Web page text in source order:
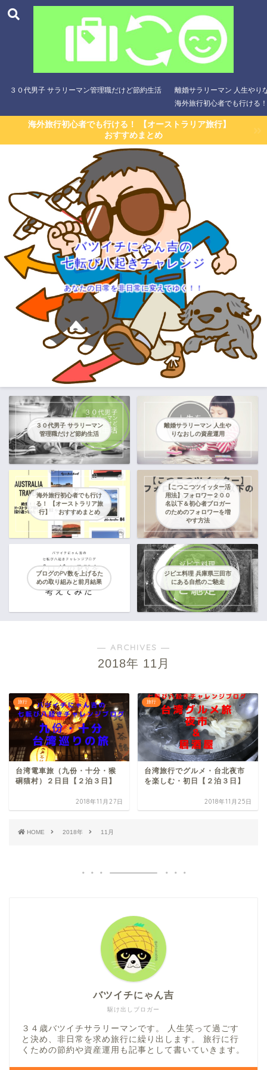
３０代男子 サラリーマン管理職だけど節約生活
離婚サラリーマン 人生やり
海外旅行初心者でも行ける
海外旅行初心者でも行ける！ 【オーストラリア旅行】
おすすめまとめ
バツイチにゃん吉の
七転び八起きチャレンジ
あなたの日常を非日常に変えてゆく！！
３０代男子 サラリーマン
管理職だけど節約生活
離婚サラリーマン 人生や
りなおしの資産運用
海外旅行初心者でも行け
る！ 【オーストラリア旅
行】 おすすめまとめ
【こつこつツイッター活
用法】フォロワー２００
名以下＆初心者ブロガー
のためのフォロワーを増
やす方法
ブログのPV数を上げるた
めの取り組みと前月結果
ジビエ料理 兵庫県三田市
にある自然のご馳走
― ARCHIVES ―
2018年 11月
旅行
台湾電車旅（九份・十分・猴
硐猫村）２日目【２泊３日】
2018年11月27日
旅行
台湾旅行でグルメ・台北夜市
を楽しむ・初日【２泊３日】
2018年11月25日
HOME 2018年 11月
駆け出しブロガー
バツイチにゃん吉
３４歳バツイチサラリーマンです。 人生笑って過ごす
と決め、非日常を求め旅行に繰り出します。 旅行に行
くための節約や資産運用も記事として書いていきます。